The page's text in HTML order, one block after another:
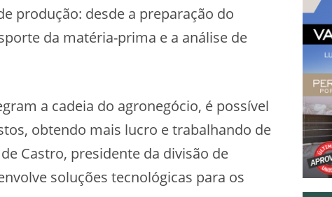
produção: desde a preparação do
da matéria-prima e a análise de
a cadeia do agronegócio, é possível
obtendo mais lucro e trabalhando de
Castro, presidente da divisão de
soluções tecnológicas para os